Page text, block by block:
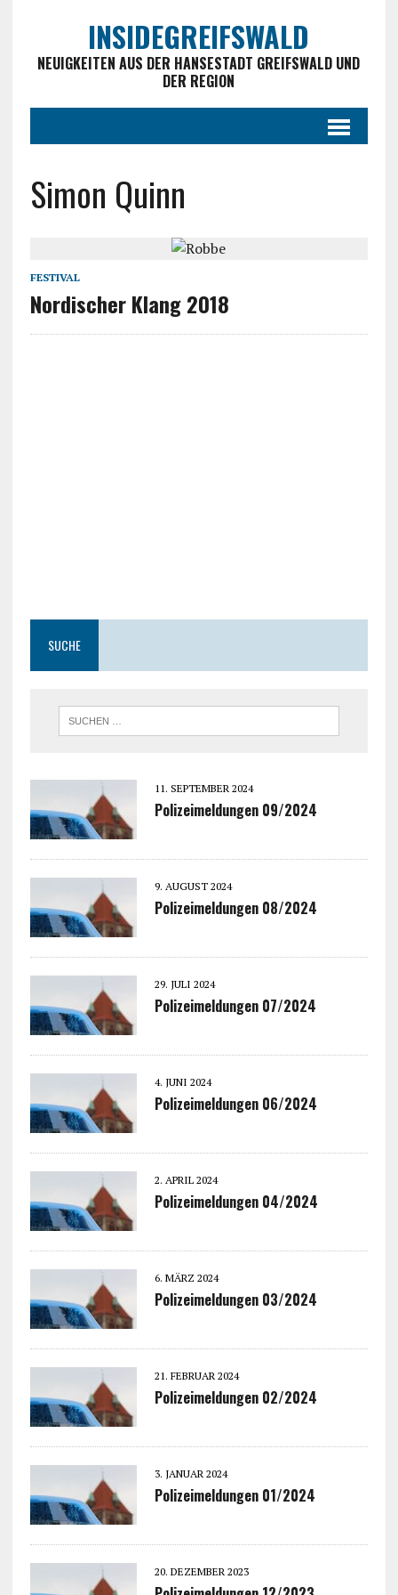
INSIDEGREIFSWALD
NEUIGKEITEN AUS DER HANSESTADT GREIFSWALD UND
DER REGION
Simon Quinn
FESTIVAL
Nordischer Klang 2018
SUCHE
11. SEPTEMBER 2024
Polizeimeldungen 09/2024
9. AUGUST 2024
Polizeimeldungen 08/2024
29. JULI 2024
Polizeimeldungen 07/2024
4. JUNI 2024
Polizeimeldungen 06/2024
2. APRIL 2024
Polizeimeldungen 04/2024
6. MÄRZ 2024
Polizeimeldungen 03/2024
21. FEBRUAR 2024
Polizeimeldungen 02/2024
3. JANUAR 2024
Polizeimeldungen 01/2024
20. DEZEMBER 2023